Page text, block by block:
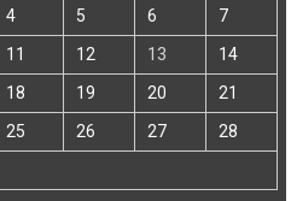
4 5 6
7
11 12 13
14
18 19 20
21
25 26 27
28